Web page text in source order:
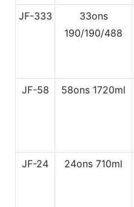
JF-333
33ons
190/190/488
JF-58
58ons 1720ml
JF-24
24ons 710ml